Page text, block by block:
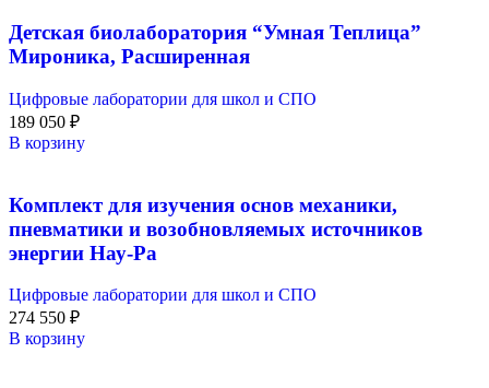
Детская биолаборатория “Умная Теплица”
Мироника, Расширенная
Цифровые лаборатории для школ и СПО
189 050 ₽
В корзину
Комплект для изучения основ механики,
пневматики и возобновляемых источников
энергии Нау-Ра
Цифровые лаборатории для школ и СПО
274 550 ₽
В корзину